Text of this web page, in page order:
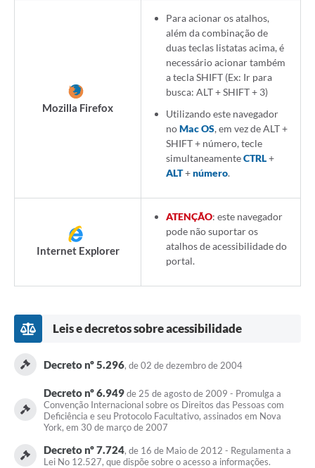
Mozilla Firefox
Para acionar os atalhos,
além da combinação de
duas teclas listatas acima, é
necessário acionar também
a tecla SHIFT (Ex: Ir para
busca: ALT + SHIFT + 3)
Utilizando este navegador
noMac OS, em vez de ALT +
SHIFT + número, tecle
simultaneamenteCTRL+
ALT+número.
Internet Explorer
ATENÇÃO: este navegador
pode não suportar os
atalhos de acessibilidade do
portal.
Leis e decretos sobre acessibilidade
Decreto nº 5.296, de 02 de dezembro de 2004
Decreto nº 6.949de 25 de agosto de 2009 - Promulga a
Convenção Internacional sobre os Direitos das Pessoas com
Deficiência e seu Protocolo Facultativo, assinados em Nova
York, em 30 de março de 2007
Decreto nº 7.724, de 16 de Maio de 2012 - Regulamenta a
Lei No 12.527, que dispõe sobre o acesso a informações.